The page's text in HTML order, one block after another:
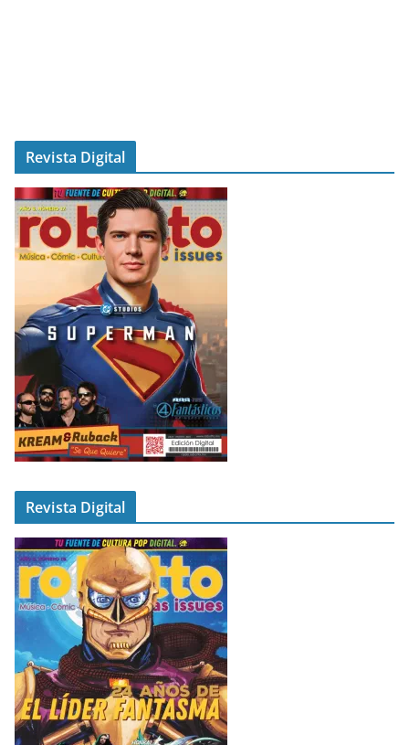
Revista Digital
Revista Digital